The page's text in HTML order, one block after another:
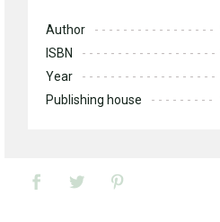
Author
ISBN
Year
Publishing house